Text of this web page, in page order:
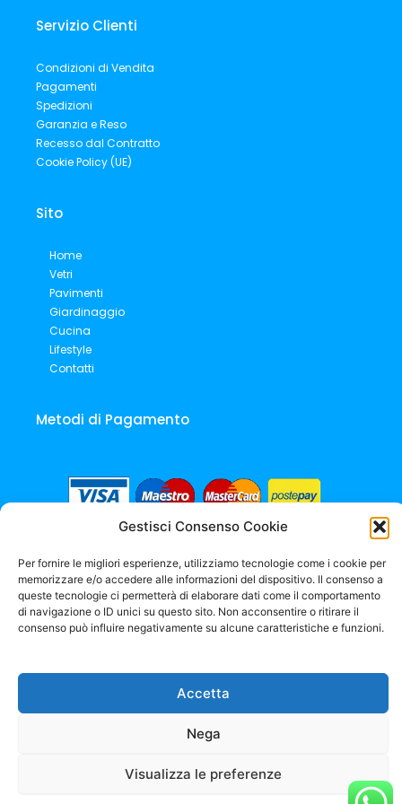
Gestisci Consenso Cookie
Per fornire le migliori esperienze, utilizziamo tecnologie come i cookie per
memorizzare e/o accedere alle informazioni del dispositivo. Il consenso a
queste tecnologie ci permetterà di elaborare dati come il comportamento
di navigazione o ID unici su questo sito. Non acconsentire o ritirare il
consenso può influire negativamente su alcune caratteristiche e funzioni.
Accetta
Nega
Visualizza le preferenze
o
k
e
r
a
Servizio Clienti
Condizioni di Vendita
Pagamenti
Spedizioni
Garanzia e Reso
Recesso dal Contratto
Cookie Policy (UE)
Sito
Home
Vetri
Pavimenti
Giardinaggio
Cucina
Lifestyle
Contatti
Metodi di Pagamento
Aquablade – A Global Brand You Can Trust!
Aquablade has
⚠ Stay safe, choose Aquablade – the original!
© 2025 Aquablade Srls, Via Andrea Palladio,39B – San Giorgio in
Privacy Policy |Cookies Policy